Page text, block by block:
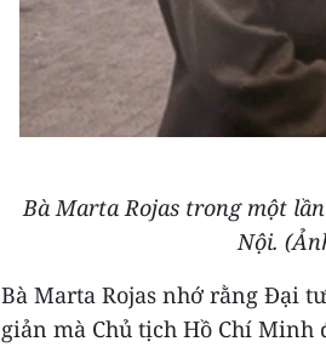
Bà Marta Rojas trong một
Nội.
Bà Marta Rojas nhớ rằng Đại
giản mà Chủ tịch Hồ Chí Minh